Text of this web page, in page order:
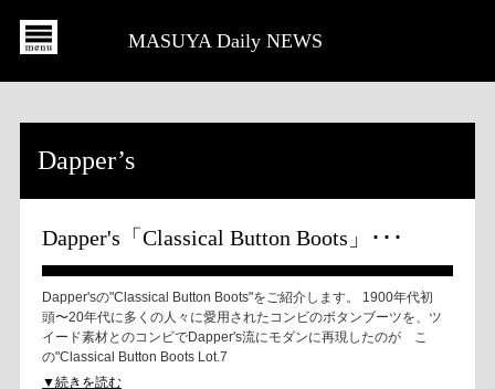
MASUYA Daily NEWS
Dapper’s
Dapper's「Classical Button Boots」･･･
Dapper'sの"Classical Button Boots"をご紹介します。 1900年代初
頭〜20年代に多くの人々に愛用されたコンビのボタンブーツを、ツ
イード素材とのコンビでDapper's流にモダンに再現したのが こ
の"Classical Button Boots Lot.7
▼続きを読む